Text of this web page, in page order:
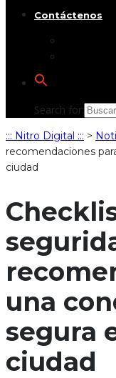
Contáctenos
Search for:
::: Nitro Digital ::: >
recomendaciones
ciudad
una
segura
ciudad